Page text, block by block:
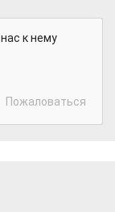
к нему
Пожаловаться